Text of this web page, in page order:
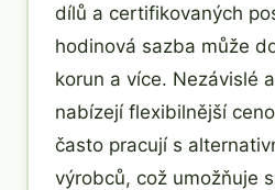
dílů a certifikovaných
hodinová sazba může
korun a více. Nezávislé
nabízejí flexibilnější
často pracují s
výrobců, což umožňuje